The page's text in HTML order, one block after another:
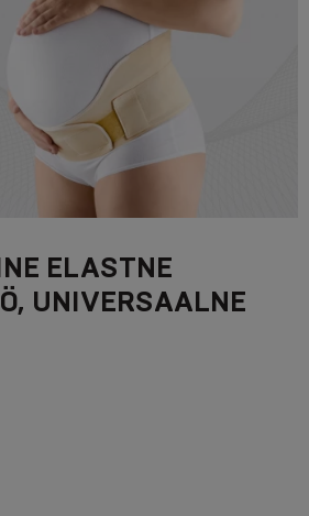
ELASTNE
UNIVERSAALNE